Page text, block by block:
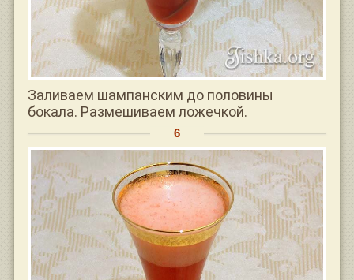
Заливаем шампанским до половины
бокала. Размешиваем ложечкой.